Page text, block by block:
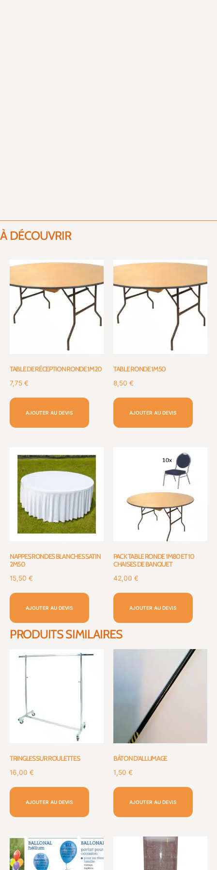
À DÉCOUVRIR
TABLE DE RÉCEPTION RONDE 1M20
7,75 €
AJOUTER AU DEVIS
TABLE RONDE 1M50
8,50 €
AJOUTER AU DEVIS
NAPPES RONDES BLANCHES SATIN
2M50
15,50 €
AJOUTER AU DEVIS
PACK TABLE RONDE 1M80 ET 10
CHAISES DE BANQUET
42,00 €
AJOUTER AU DEVIS
PRODUITS SIMILAIRES
TRINGLES SUR ROULETTES
16,00 €
AJOUTER AU DEVIS
BÂTON D’ALLUMAGE
1,50 €
AJOUTER AU DEVIS